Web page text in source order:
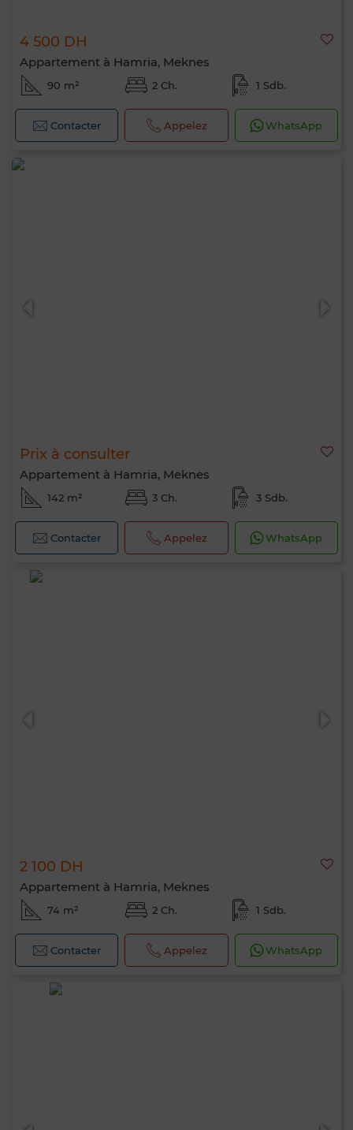
4 500 DH
Appartement à Hamria, Meknes
90 m² 2 Ch. 1 Sdb.
Contacter Appelez WhatsApp
Prix à consulter
Appartement à Hamria, Meknes
142 m² 3 Ch. 3 Sdb.
Contacter Appelez WhatsApp
2 100 DH
Appartement à Hamria, Meknes
74 m² 2 Ch. 1 Sdb.
Contacter Appelez WhatsApp